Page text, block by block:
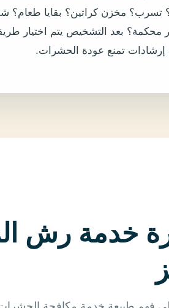
تسرب؟ مخزن كراتين؟ بقايا طعام؟
محكمة؟ بعد التشخيص يتم اختيار
إرشادات تمنع عودة الحشرات.
خدمة رش